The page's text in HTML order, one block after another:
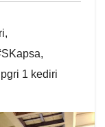
,
,
1 kediri